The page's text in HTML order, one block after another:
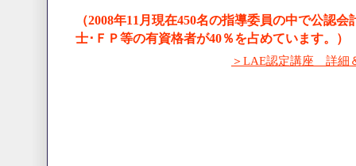
（2008年11月現在450名の指導委員の中で公認
士･ＦＰ等の有資格者が40％を占めています。）
＞LAE認定講座 詳細